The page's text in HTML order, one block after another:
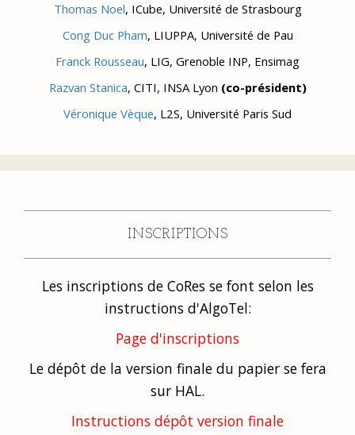
Thomas Noel, ICube, Université de Strasbourg
Cong Duc Pham, LIUPPA, Université de Pau
Franck Rousseau, LIG, Grenoble INP, Ensimag
Razvan Stanica, CITI, INSA Lyon (co-président)
Véronique Vèque, L2S, Université Paris Sud
INSCRIPTIONS
Les inscriptions de CoRes se font selon les
instructions d'AlgoTel:
Page d'inscriptions
Le dépôt de la version finale du papier se fera
sur HAL.
Instructions dépôt version finale